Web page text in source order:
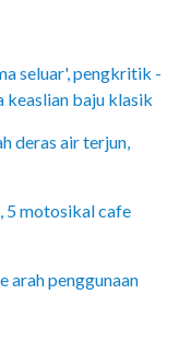
seluar', pengkritik
keaslian baju klasik
deras air terjun,
5 motosikal cafe
arah penggunaan